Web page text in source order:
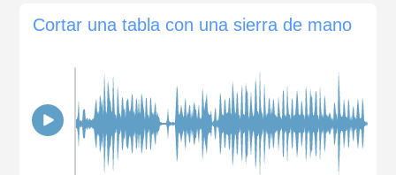
Cortar una tabla con una sierra de mano